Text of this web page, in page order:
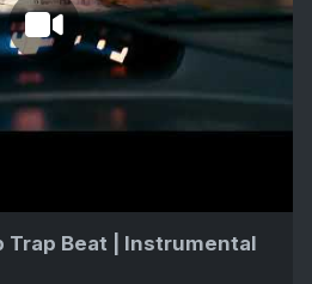
Trap Beat | Instrumental